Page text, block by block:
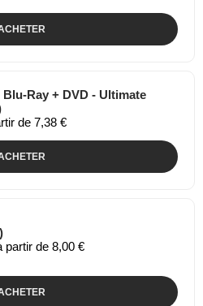
Ray + DVD - Ultimate
de 7,38 €
partir de 8,00 €